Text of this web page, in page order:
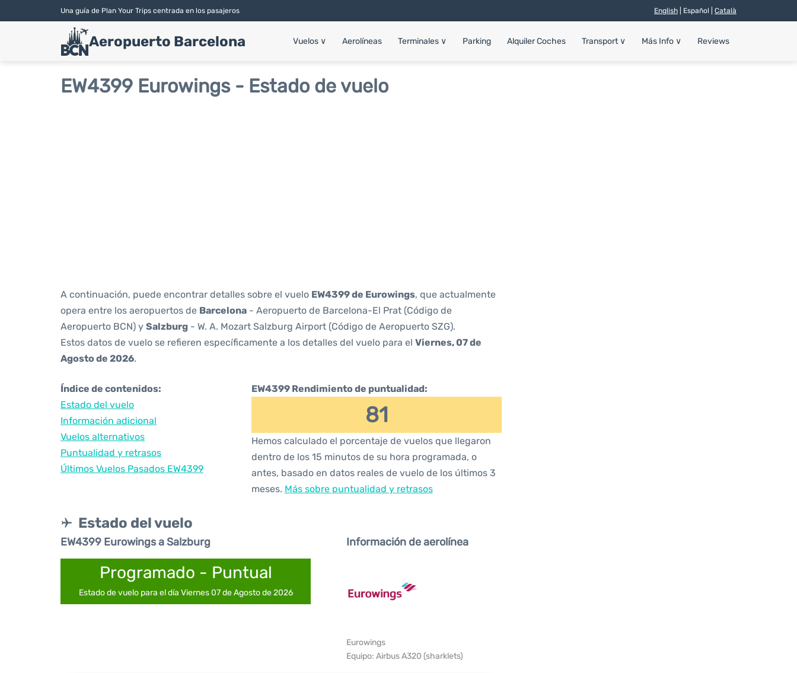
Una guía de Plan Your Trips centrada en los pasajeros English | Español | Català
Aeropuerto Barcelona Vuelos ∨ Aerolíneas Terminales ∨ Parking Alquiler Coches Transport ∨ Más Info ∨ Reviews
EW4399 Eurowings - Estado de vuelo
A continuación, puede encontrar detalles sobre el vuelo EW4399 de Eurowings, que actualmente
opera entre los aeropuertos de Barcelona - Aeropuerto de Barcelona-El Prat (Código de
Aeropuerto BCN) y Salzburg - W. A. Mozart Salzburg Airport (Código de Aeropuerto SZG).
Estos datos de vuelo se refieren específicamente a los detalles del vuelo para el Viernes, 07 de
Agosto de 2026.
Índice de contenidos:
Estado del vuelo
Información adicional
Vuelos alternativos
Puntualidad y retrasos
Últimos Vuelos Pasados EW4399
EW4399 Rendimiento de puntualidad:
81
Hemos calculado el porcentaje de vuelos que llegaron
dentro de los 15 minutos de su hora programada, o
antes, basado en datos reales de vuelo de los últimos 3
meses. Más sobre puntualidad y retrasos
Estado del vuelo
EW4399 Eurowings a Salzburg
Programado - Puntual
Estado de vuelo para el día Viernes 07 de Agosto de 2026
Información de aerolínea
Eurowings
Equipo: Airbus A320 (sharklets)